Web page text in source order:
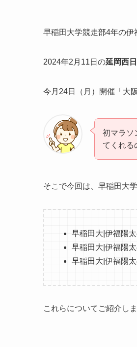
早稲田大学競走部4年の伊
2024年2月11日の延岡西
今月24日（月）開催「大
初マラソ
てくれる
そこで今回は、早稲田大
早稲田大|伊福陽
早稲田大|伊福陽
早稲田大|伊福陽
これらについてご紹介し